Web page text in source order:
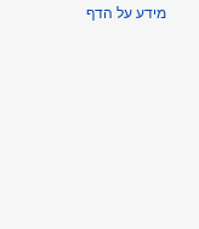
מידע על הדף